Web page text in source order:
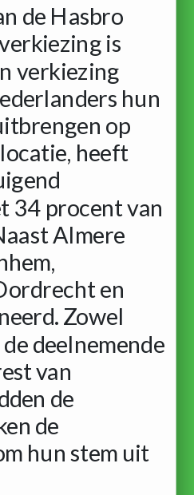
de Hasbro
is
verkiezing
hun
op
heeft
34 procent van
Almere
en
Zowel
deelnemende
van
de
de
hun stem uit